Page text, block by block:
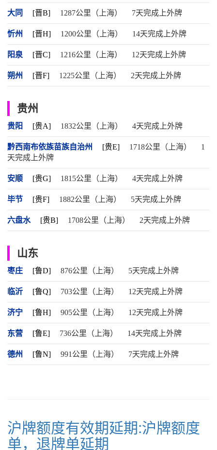
大同 [晋B] 1287公里（上海） 7天完成上外牌
忻州 [晋H] 1200公里（上海） 14天完成上外牌
阳泉 [晋C] 1216公里（上海） 12天完成上外牌
朔州 [晋F] 1225公里（上海） 2天完成上外牌
贵州
贵阳 [贵A] 1832公里（上海） 4天完成上外牌
黔西南布依族苗族自治州 [贵E] 1718公里（上海）
1
天完成上外牌
安顺 [贵G] 1815公里（上海） 4天完成上外牌
毕节 [贵F] 1882公里（上海） 5天完成上外牌
六盘水 [贵B] 1708公里（上海） 2天完成上外牌
山东
枣庄 [鲁D] 876公里（上海） 5天完成上外牌
临沂 [鲁Q] 703公里（上海） 12天完成上外牌
济宁 [鲁H] 905公里（上海） 12天完成上外牌
东营 [鲁E] 736公里（上海） 14天完成上外牌
德州 [鲁N] 991公里（上海） 7天完成上外牌
沪牌额度有效期延期:沪牌额度
单，退牌单延期